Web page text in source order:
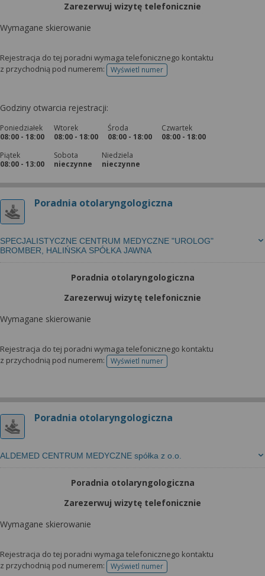
Zarezerwuj wizytę telefonicznie
Wymagane skierowanie
Rejestracja do tej poradni wymaga telefonicznego kontaktu
z przychodnią pod numerem:
Wyświetl numertelefonu do rejestracji
Godziny otwarcia rejestracji:
Poniedziałek
08:00 - 18:00
Wtorek
08:00 - 18:00
Środa
08:00 - 18:00
Czwartek
08:00 - 18:00
Piątek
08:00 - 13:00
Sobota
nieczynne
Niedziela
nieczynne
Poradnia otolaryngologiczna
SPECJALISTYCZNE CENTRUM MEDYCZNE "UROLOG"
BROMBER, HALIŃSKA SPÓŁKA JAWNA
Poradnia otolaryngologiczna
Zarezerwuj wizytę telefonicznie
Wymagane skierowanie
Rejestracja do tej poradni wymaga telefonicznego kontaktu
z przychodnią pod numerem:
Wyświetl numertelefonu do rejestracji
Poradnia otolaryngologiczna
ALDEMED CENTRUM MEDYCZNE spółka z o.o.
Poradnia otolaryngologiczna
Zarezerwuj wizytę telefonicznie
Wymagane skierowanie
Rejestracja do tej poradni wymaga telefonicznego kontaktu
z przychodnią pod numerem:
Wyświetl numertelefonu do rejestracji